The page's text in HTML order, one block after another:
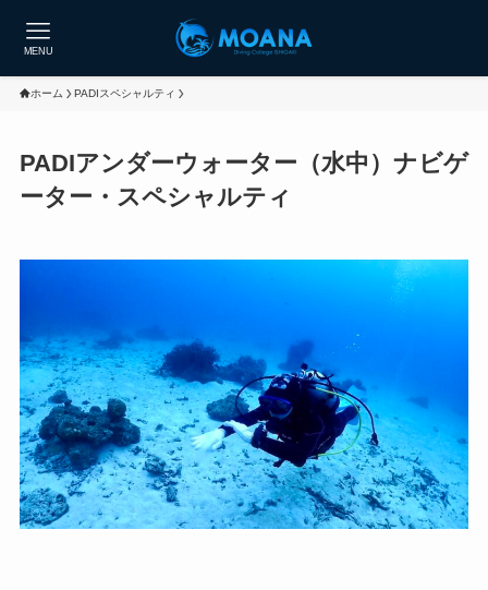
MENU
ホーム PADIスペシャルティ
PADIアンダーウォーター（水中）ナビゲ
ーター・スペシャルティ